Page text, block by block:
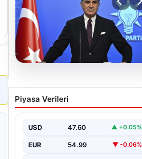
Çerçeve yasa teklifi
Meclis’te | AK Parti
sürecin en önemli
aşamasına gelinmiş oldu
Piyasa Verileri
USD 47.60 ▲ +0.05%
EUR 54.99 ▼ -0.06%